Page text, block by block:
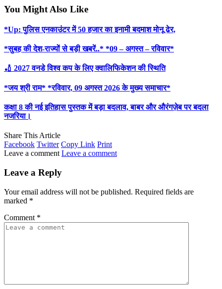
You Might Also Like
*Up: पुलिस एनकाउंटर में 50 हजार का इनामी बदमाश मोनू ढेर,
*सुबह की देश-राज्यों से बड़ी खबरें..* *09 – अगस्त – रविवार*
🏏 2027 वनडे विश्व कप के लिए क्वालिफिकेशन की स्थिति
*जय श्री राम* *रविवार, 09 अगस्त 2026 के मुख्य समाचार*
कक्षा 8 की नई इतिहास पुस्तक में बड़ा बदलाव, बाबर और औरंगज़ेब पर बदला
नजरिया।
Share This Article
Facebook Twitter Copy Link Print
Leave a comment Leave a comment
Leave a Reply
Your email address will not be published. Required fields are
marked *
Comment *